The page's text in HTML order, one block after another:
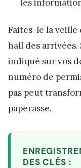
les
Faites-le la veille
hall des arrivées.
indiqué sur vos
numéro de
pas peut
paperasse.
DES CLÉS :